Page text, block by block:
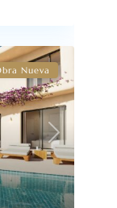
Next
Nueva